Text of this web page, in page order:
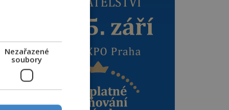
Nezařazené
soubory